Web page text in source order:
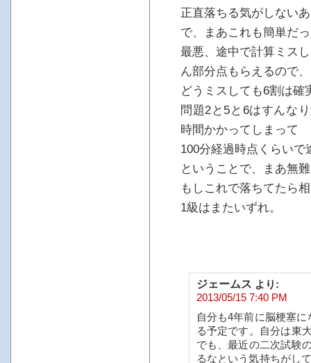
正直落ちる気がしない
で、まあこれも簡単だ
最悪、途中で計算ミス
ん部分点もらえるので、
どうミスしても6割は確
問題2と5と6はすんな
時間かかってしまって
100分経過時点くらい
ということで、まあ無
もしこれで落ちてたら
1級はまたいずれ。
ジェームス より:
2013/05/15 7:40 PM
自分も4年前に脳梗塞
る予定です。自分は東
でも、最近の二次試験
るなという気持ちがし